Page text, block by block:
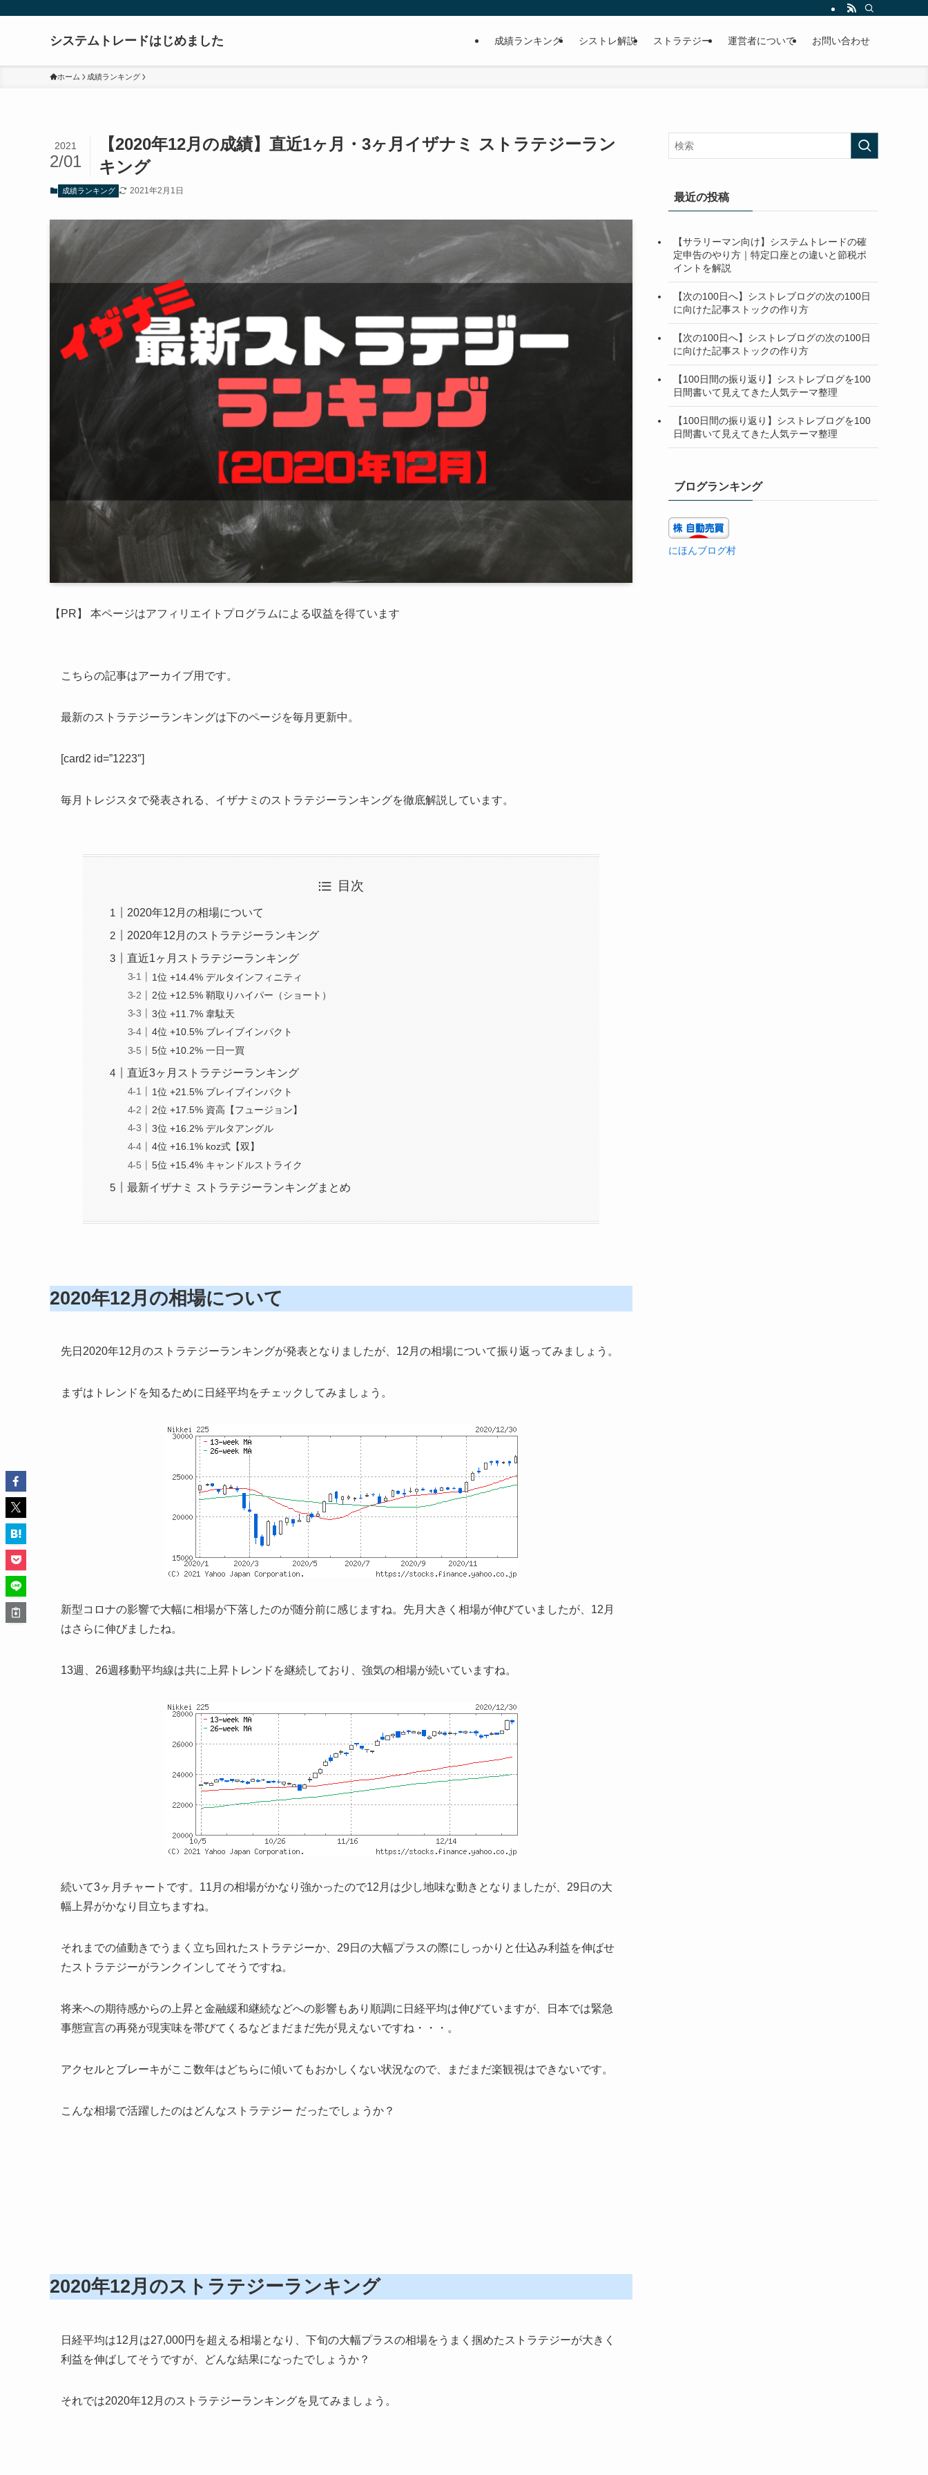
システムトレードはじめました 成績ランキング シストレ解説 ストラテジー 運営者について お問い合わせ
ホーム 成績ランキング
【2020年12月の成績】直近1ヶ月・3ヶ月イザナミ ストラテジーラン
キング
2021
2/01
成績ランキング 2021年2月1日
【PR】 本ページはアフィリエイトプログラムによる収益を得ています
こちらの記事はアーカイブ用です。
最新のストラテジーランキングは下のページを毎月更新中。
[card2 id=”1223″]
毎月トレジスタで発表される、イザナミのストラテジーランキングを徹底解説しています。
目次
2020年12月の相場について
2020年12月のストラテジーランキング
直近1ヶ月ストラテジーランキング
1位 +14.4% デルタインフィニティ
2位 +12.5% 鞘取りハイパー（ショート）
3位 +11.7% 韋駄天
4位 +10.5% ブレイブインパクト
5位 +10.2% 一日一買
直近3ヶ月ストラテジーランキング
1位 +21.5% ブレイブインパクト
2位 +17.5% 資高【フュージョン】
3位 +16.2% デルタアングル
4位 +16.1% koz式【双】
5位 +15.4% キャンドルストライク
最新イザナミ ストラテジーランキングまとめ
2020年12月の相場について
先日2020年12月のストラテジーランキングが発表となりましたが、12月の相場について振り返ってみましょう。
まずはトレンドを知るために日経平均をチェックしてみましょう。
新型コロナの影響で大幅に相場が下落したのが随分前に感じますね。先月大きく相場が伸びていましたが、12月
はさらに伸びましたね。
13週、26週移動平均線は共に上昇トレンドを継続しており、強気の相場が続いていますね。
続いて3ヶ月チャートです。11月の相場がかなり強かったので12月は少し地味な動きとなりましたが、29日の大
幅上昇がかなり目立ちますね。
それまでの値動きでうまく立ち回れたストラテジーか、29日の大幅プラスの際にしっかりと仕込み利益を伸ばせ
たストラテジーがランクインしてそうですね。
将来への期待感からの上昇と金融緩和継続などへの影響もあり順調に日経平均は伸びていますが、日本では緊急
事態宣言の再発が現実味を帯びてくるなどまだまだ先が見えないですね・・・。
アクセルとブレーキがここ数年はどちらに傾いてもおかしくない状況なので、まだまだ楽観視はできないです。
こんな相場で活躍したのはどんなストラテジー だったでしょうか？
2020年12月のストラテジーランキング
日経平均は12月は27,000円を超える相場となり、下旬の大幅プラスの相場をうまく掴めたストラテジーが大きく
利益を伸ばしてそうですが、どんな結果になったでしょうか？
それでは2020年12月のストラテジーランキングを見てみましょう。
最近の投稿
【サラリーマン向け】システムトレードの確
定申告のやり方｜特定口座との違いと節税ポ
イントを解説
【次の100日へ】シストレブログの次の100日
に向けた記事ストックの作り方
【次の100日へ】シストレブログの次の100日
に向けた記事ストックの作り方
【100日間の振り返り】シストレブログを100
日間書いて見えてきた人気テーマ整理
【100日間の振り返り】シストレブログを100
日間書いて見えてきた人気テーマ整理
ブログランキング
にほんブログ村